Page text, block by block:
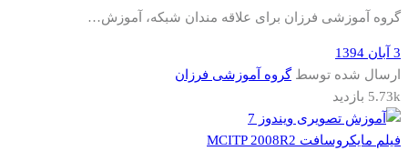
گروه آموزشی فرزان برای علاقه مندان شبکه، آموزش…
3 آبان 1394
ارسال شده توسطگروه آموزشی فرزان
5.73k بازدید
فیلم مایکروسافت MCITP 2008R2